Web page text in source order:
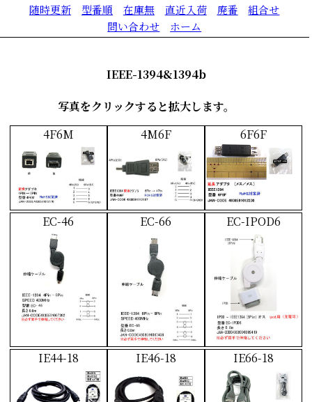
IEEE-1394&1394b
写真をクリックすると拡大します。
4F6M
4M6F 6F6F
EC-46 EC-66 EC-IPOD6
IE44-18 IE46-18 IE66-18
随時更新 型番順 在庫無 直近入荷 廃番
組合せ
問い合わせ
ホーム